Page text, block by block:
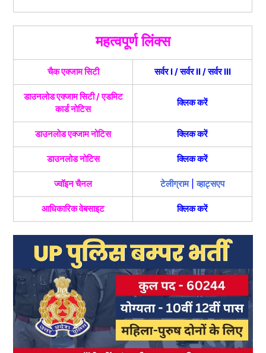
महत्वपूर्ण लिंक्स
चैक एक्जाम सिटी सर्वर I/सर्वर II/सर्वर III
डाउनलोड एक्जाम सिटी / एडमिट
कार्ड नोटिस
क्लिक करें
डाउनलोड एक्जाम नोटिस क्लिक करें
डाउनलोड नोटिस क्लिक करें
ज्वॉइन चैनल टेलीग्राम|व्हाट्सएप
आधिकारिक वेबसाइट क्लिक करें